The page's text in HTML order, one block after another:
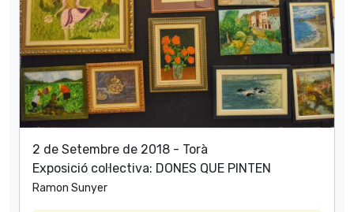
2 de Setembre de 2018 - Torà
Exposició col·lectiva: DONES QUE PINTEN
Ramon Sunyer